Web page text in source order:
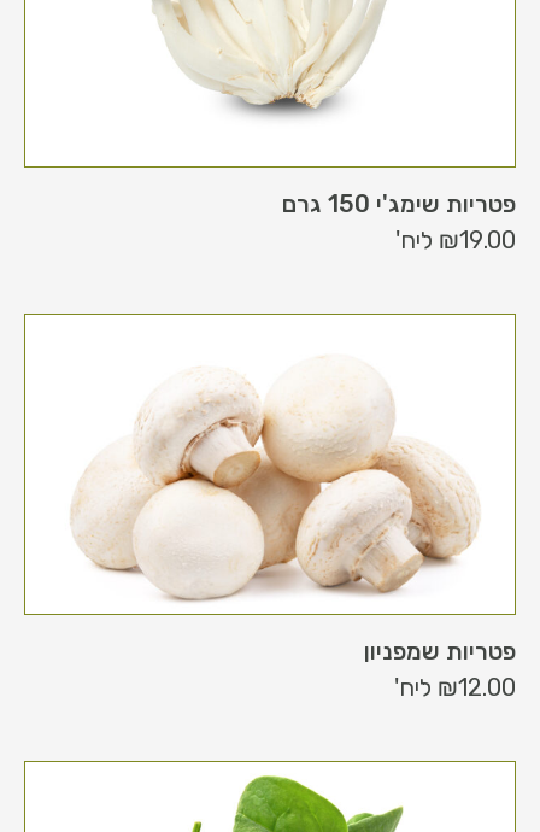
פטריות שימג'י 150 גרם
₪19.00 ליח'
פטריות שמפניון
₪12.00 ליח'